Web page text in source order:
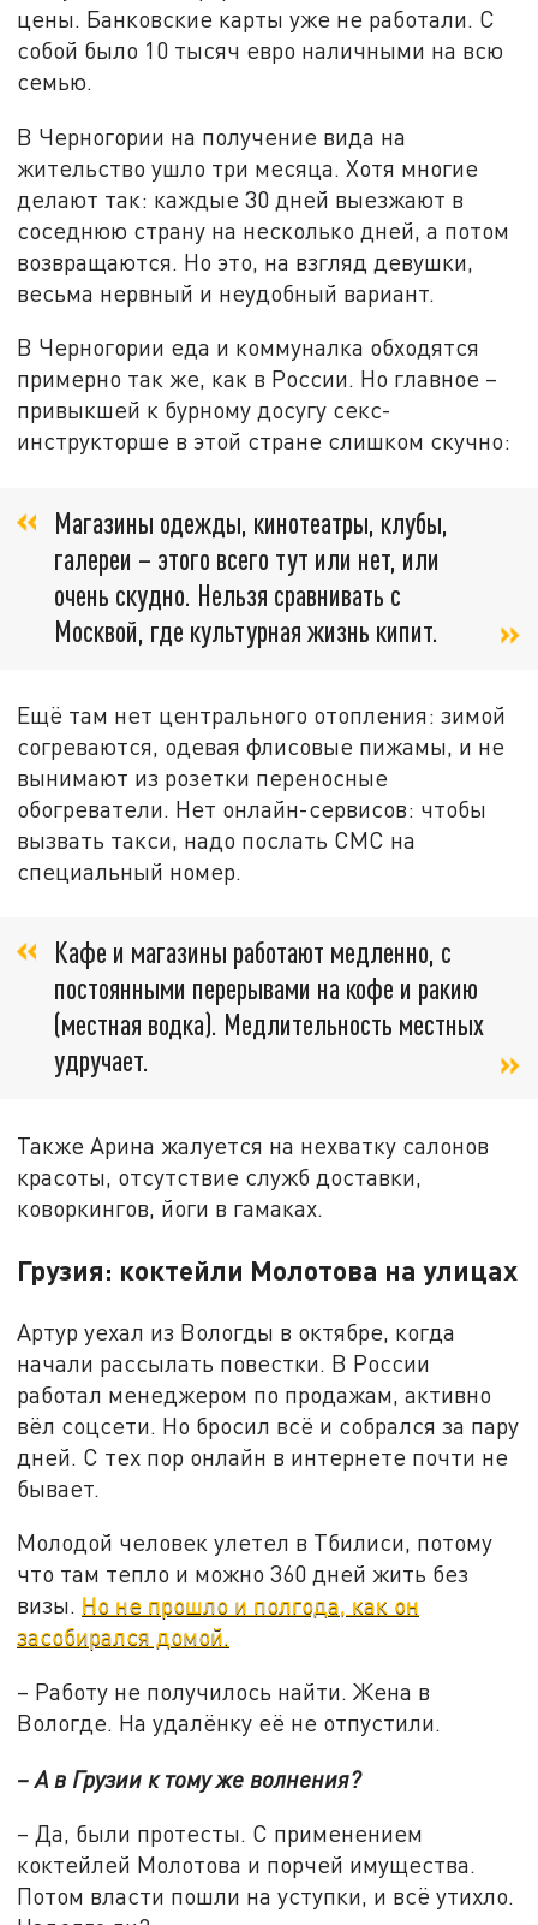
цены. Банковские карты уже не работали. С
собой было 10 тысяч евро наличными на всю
семью.
В Черногории на получение вида на
жительство ушло три месяца. Хотя многие
делают так: каждые 30 дней выезжают в
соседнюю страну на несколько дней, а потом
возвращаются. Но это, на взгляд девушки,
весьма нервный и неудобный вариант.
В Черногории еда и коммуналка обходятся
примерно так же, как в России. Но главное –
привыкшей к бурному досугу секс-
инструкторше в этой стране слишком скучно:
Магазины одежды, кинотеатры, клубы,
галереи – этого всего тут или нет, или
очень скудно. Нельзя сравнивать с
Москвой, где культурная жизнь кипит.
Ещё там нет центрального отопления: зимой
согреваются, одевая флисовые пижамы, и не
вынимают из розетки переносные
обогреватели. Нет онлайн-сервисов: чтобы
вызвать такси, надо послать СМС на
специальный номер.
Кафе и магазины работают медленно, с
постоянными перерывами на кофе и ракию
(местная водка). Медлительность местных
удручает.
Также Арина жалуется на нехватку салонов
красоты, отсутствие служб доставки,
коворкингов, йоги в гамаках.
Грузия: коктейли Молотова на улицах
Артур уехал из Вологды в октябре, когда
начали рассылать повестки. В России
работал менеджером по продажам, активно
вёл соцсети. Но бросил всё и собрался за пару
дней. С тех пор онлайн в интернете почти не
бывает.
Молодой человек улетел в Тбилиси, потому
что там тепло и можно 360 дней жить без
визы. Но не прошло и полгода, как он
засобирался домой.
– Работу не получилось найти. Жена в
Вологде. На удалёнку её не отпустили.
– А в Грузии к тому же волнения?
– Да, были протесты. С применением
коктейлей Молотова и порчей имущества.
Потом власти пошли на уступки, и всё утихло.